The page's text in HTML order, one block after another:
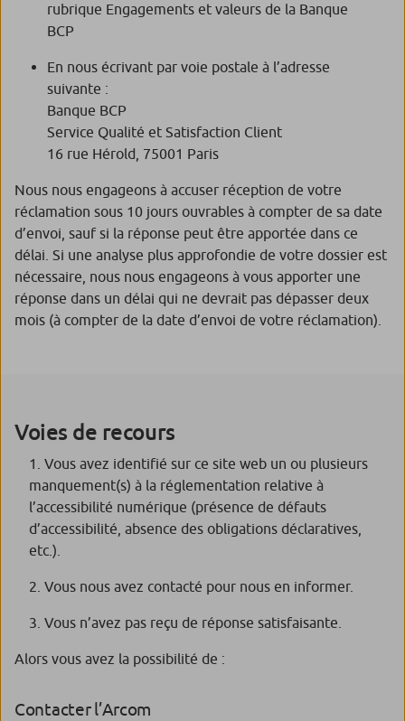
rubrique Engagements et valeurs de la Banque
BCP
En nous écrivant par voie postale à l’adresse
suivante :
Banque BCP
Service Qualité et Satisfaction Client
16 rue Hérold, 75001 Paris
Nous nous engageons à accuser réception de votre
réclamation sous 10 jours ouvrables à compter de sa date
d’envoi, sauf si la réponse peut être apportée dans ce
délai. Si une analyse plus approfondie de votre dossier est
nécessaire, nous nous engageons à vous apporter une
réponse dans un délai qui ne devrait pas dépasser deux
mois (à compter de la date d’envoi de votre réclamation).
Voies de recours
Vous avez identifié sur ce site web un ou plusieurs
manquement(s) à la réglementation relative à
l’accessibilité numérique (présence de défauts
d’accessibilité, absence des obligations déclaratives,
etc.).
Vous nous avez contacté pour nous en informer.
Vous n’avez pas reçu de réponse satisfaisante.
Alors vous avez la possibilité de :
Contacter l’Arcom